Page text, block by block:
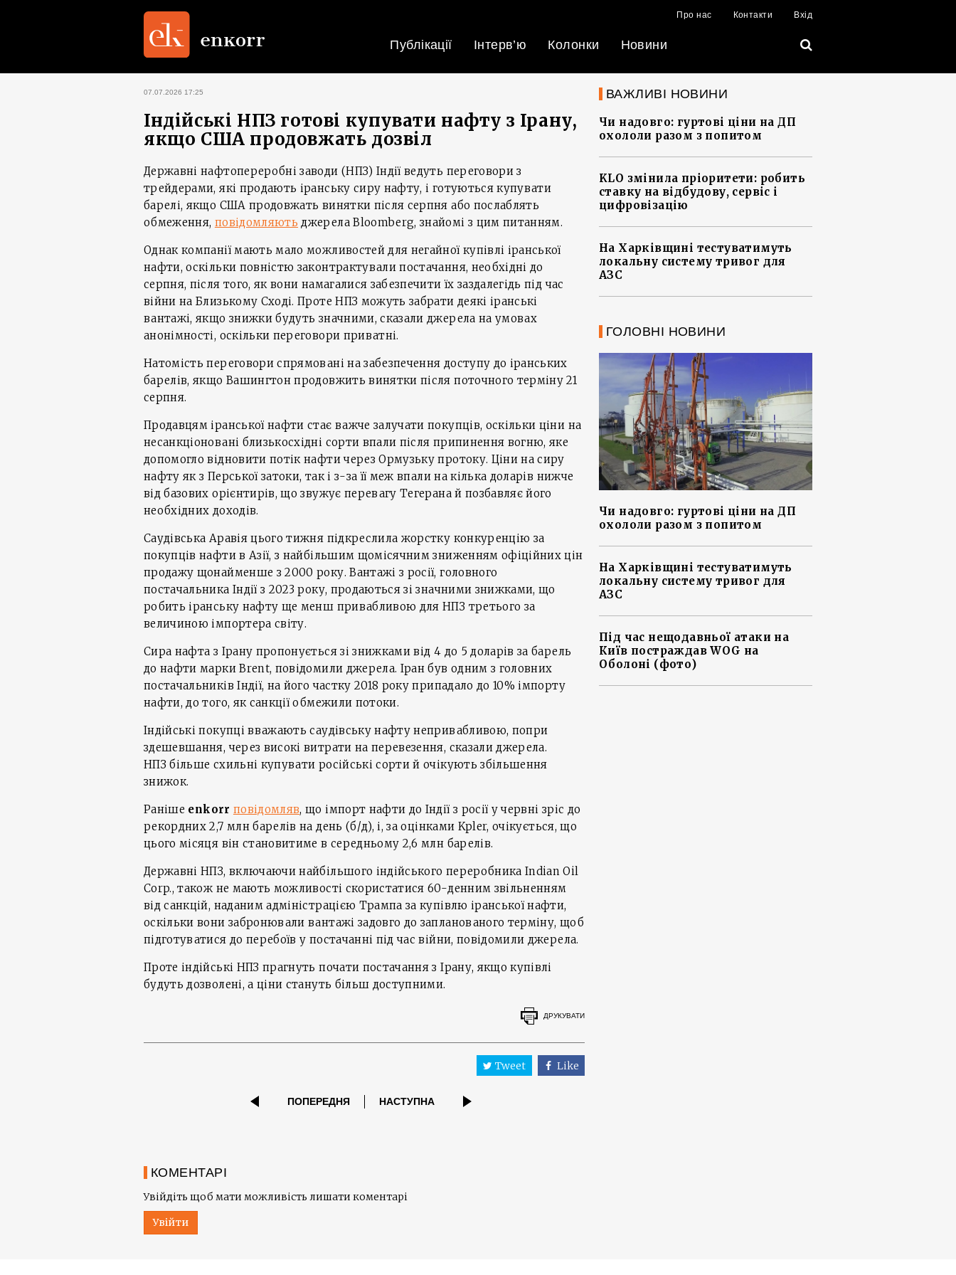
Про нас Контакти Вхід
Публікації Інтерв’ю Колонки Новини
07.07.2026 17:25
Індійські НПЗ готові купувати нафту з Ірану,
якщо США продовжать дозвіл
Державні нафтопереробні заводи (НПЗ) Індії ведуть переговори з
трейдерами, які продають іранську сиру нафту, і готуються купувати
барелі, якщо США продовжать винятки після серпня або послаблять
обмеження, повідомляють джерела Bloomberg, знайомі з цим питанням.
Однак компанії мають мало можливостей для негайної купівлі іранської
нафти, оскільки повністю законтрактували постачання, необхідні до
серпня, після того, як вони намагалися забезпечити їх заздалегідь під час
війни на Близькому Сході. Проте НПЗ можуть забрати деякі іранські
вантажі, якщо знижки будуть значними, сказали джерела на умовах
анонімності, оскільки переговори приватні.
Натомість переговори спрямовані на забезпечення доступу до іранських
барелів, якщо Вашингтон продовжить винятки після поточного терміну 21
серпня.
Продавцям іранської нафти стає важче залучати покупців, оскільки ціни на
несанкціоновані близькосхідні сорти впали після припинення вогню, яке
допомогло відновити потік нафти через Ормузьку протоку. Ціни на сиру
нафту як з Перської затоки, так і з-за її меж впали на кілька доларів нижче
від базових орієнтирів, що звужує перевагу Тегерана й позбавляє його
необхідних доходів.
Саудівська Аравія цього тижня підкреслила жорстку конкуренцію за
покупців нафти в Азії, з найбільшим щомісячним зниженням офіційних цін
продажу щонайменше з 2000 року. Вантажі з росії, головного
постачальника Індії з 2023 року, продаються зі значними знижками, що
робить іранську нафту ще менш привабливою для НПЗ третього за
величиною імпортера світу.
Сира нафта з Ірану пропонується зі знижками від 4 до 5 доларів за барель
до нафти марки Brent, повідомили джерела. Іран був одним з головних
постачальників Індії, на його частку 2018 року припадало до 10% імпорту
нафти, до того, як санкції обмежили потоки.
Індійські покупці вважають саудівську нафту непривабливою, попри
здешевшання, через високі витрати на перевезення, сказали джерела.
НПЗ більше схильні купувати російські сорти й очікують збільшення
знижок.
Раніше enkorr повідомляв, що імпорт нафти до Індії з росії у червні зріс до
рекордних 2,7 млн барелів на день (б/д), і, за оцінками Kpler, очікується, що
цього місяця він становитиме в середньому 2,6 млн барелів.
Державні НПЗ, включаючи найбільшого індійського переробника Indian Oil
Corp., також не мають можливості скористатися 60-денним звільненням
від санкцій, наданим адміністрацією Трампа за купівлю іранської нафти,
оскільки вони забронювали вантажі задовго до запланованого терміну, щоб
підготуватися до перебоїв у постачанні під час війни, повідомили джерела.
Проте індійські НПЗ прагнуть почати постачання з Ірану, якщо купівлі
будуть дозволені, а ціни стануть більш доступними.
ДРУКУВАТИ
Tweet Like
ПОПЕРЕДНЯ НАСТУПНА
КОМЕНТАРІ
Увійдіть щоб мати можливість лишати коментарі
Увійти
ВАЖЛИВІ НОВИНИ
Чи надовго: гуртові ціни на ДП
охололи разом з попитом
KLO змінила пріоритети: робить
ставку на відбудову, сервіс і
цифровізацію
На Харківщині тестуватимуть
локальну систему тривог для
АЗС
ГОЛОВНІ НОВИНИ
Чи надовго: гуртові ціни на ДП
охололи разом з попитом
На Харківщині тестуватимуть
локальну систему тривог для
АЗС
Під час нещодавньої атаки на
Київ постраждав WOG на
Оболоні (фото)